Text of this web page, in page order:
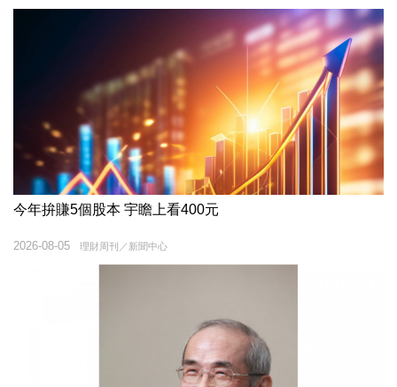
今年拚賺5個股本 宇瞻上看400元
理財周刊／新聞中心
2026-08-05